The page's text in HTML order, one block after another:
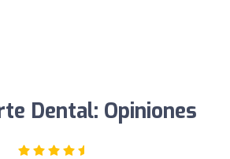
Dental: Opiniones